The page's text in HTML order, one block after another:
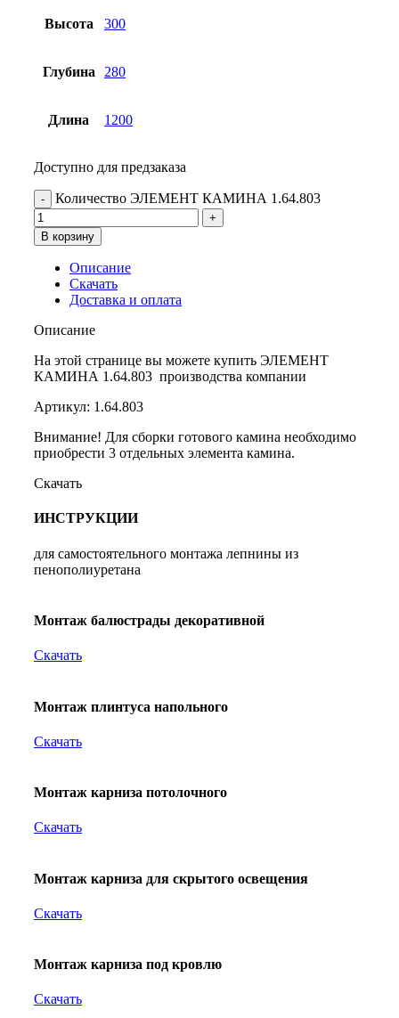
Высота 300
Глубина 280
Длина 1200
Доступно для предзаказа
Количество ЭЛЕМЕНТ КАМИНА 1.64.803
В корзину
Описание
Скачать
Доставка и оплата
Описание
На этой странице вы можете купить ЭЛЕМЕНТ
КАМИНА 1.64.803 производства компании
Артикул: 1.64.803
Внимание! Для сборки готового камина необходимо
приобрести 3 отдельных элемента камина.
Скачать
ИНСТРУКЦИИ
для самостоятельного монтажа лепнины из
пенополиуретана
Монтаж балюстрады декоративной
Скачать
Монтаж плинтуса напольного
Скачать
Монтаж карниза потолочного
Скачать
Монтаж карниза для скрытого освещения
Скачать
Монтаж карниза под кровлю
Скачать